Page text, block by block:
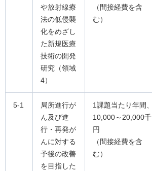
や放射線療
法の低侵襲
化をめざし
た新規医療
技術の開発
研究（領域
4）
（間接経費を含
む）
5-1
局所進行が
ん及び進
行・再発が
んに対する
予後の改善
を目指した
1課題当たり年間、
10,000～20,000千
円
（間接経費を含
む）